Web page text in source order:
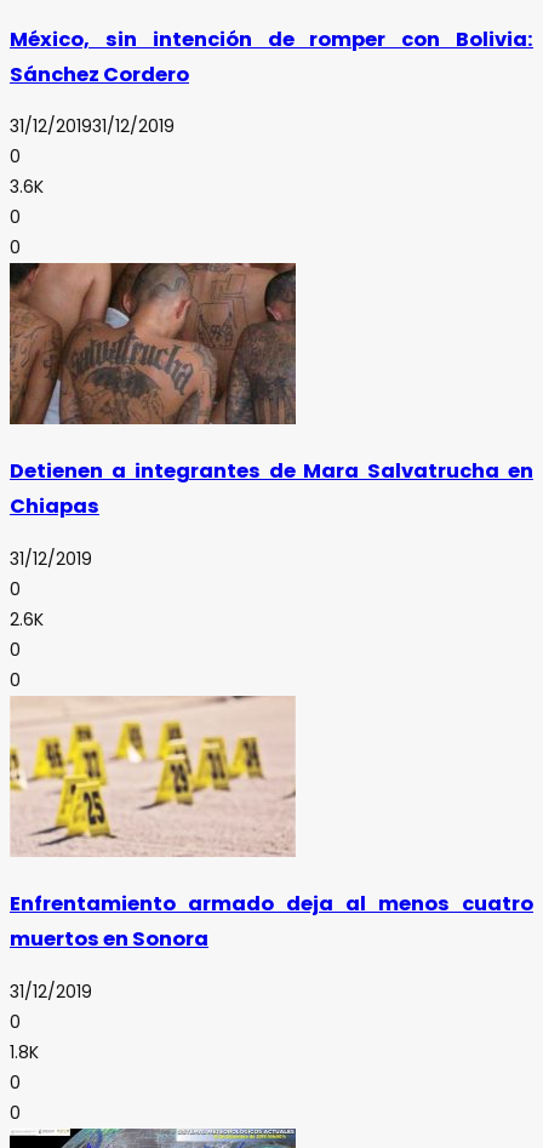
México, sin intención de romper con Bolivia:
Sánchez Cordero
31/12/201931/12/2019
0
3.6K
0
0
Detienen a integrantes de Mara Salvatrucha en
Chiapas
31/12/2019
0
2.6K
0
0
Enfrentamiento armado deja al menos cuatro
muertos en Sonora
31/12/2019
0
1.8K
0
0